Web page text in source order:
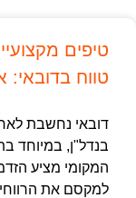
טיפים
טווח בדובאי:
דובאי נחשבת
בנדל"ן, במיוחד
המקומי מציע
למקסם את